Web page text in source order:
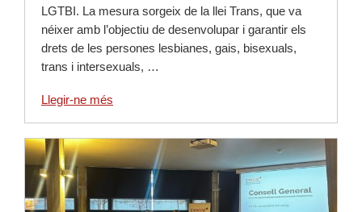
LGTBI. La mesura sorgeix de la llei Trans, que va
néixer amb l’objectiu de desenvolupar i garantir els
drets de les persones lesbianes, gais, bisexuals,
trans i intersexuals, …
Llegir-ne més
Llegir-ne més